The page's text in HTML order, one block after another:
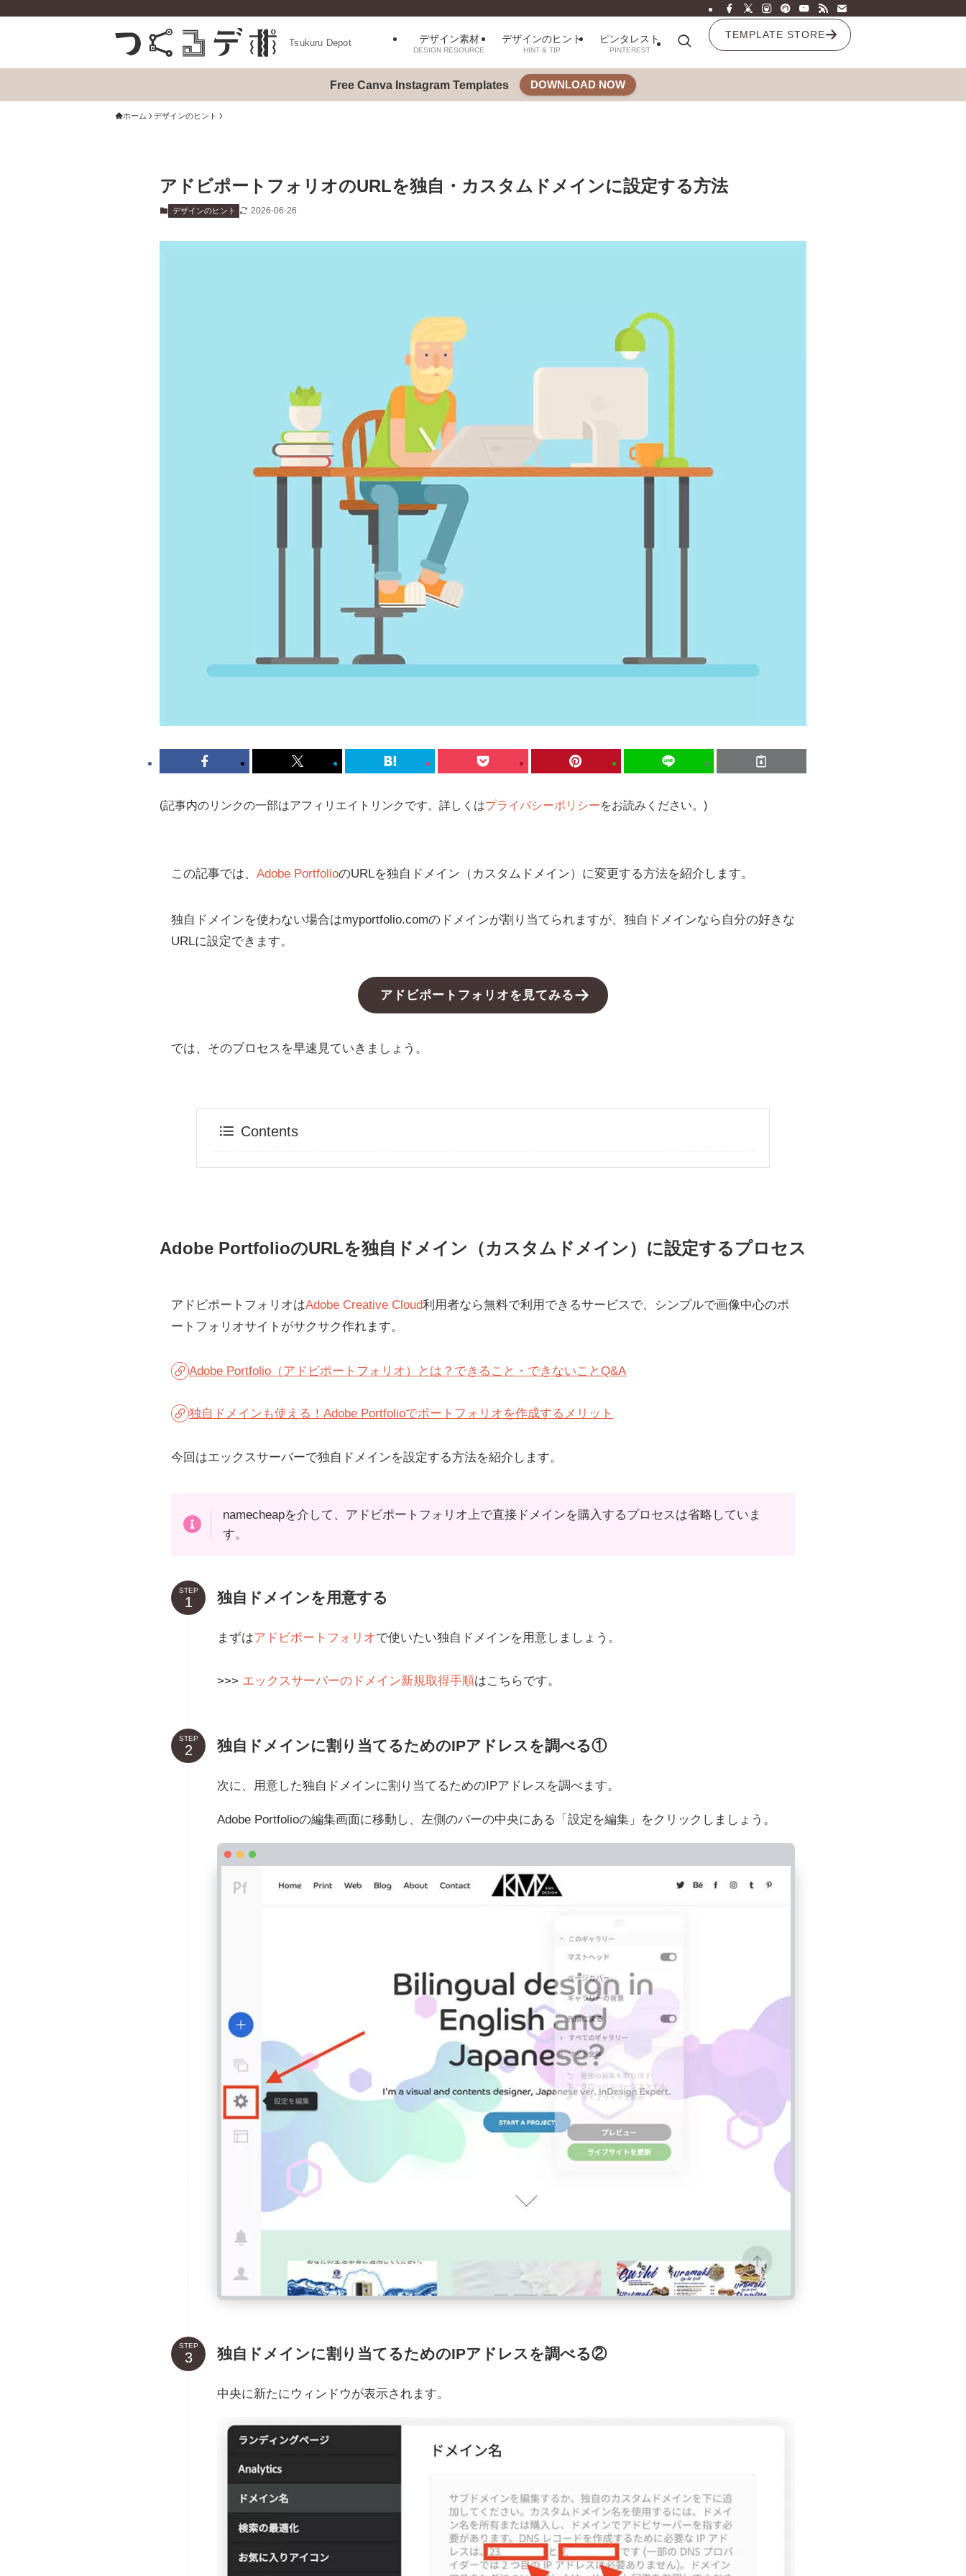
Tsukuru Depot デザイン素材
DESIGN RESOURCE
デザインのヒント
HINT & TIP
ピンタレスト
PINTEREST
TEMPLATE STORE
Free Canva Instagram Templates DOWNLOAD NOW
ホーム デザインのヒント
アドビポートフォリオのURLを独自・カスタムドメインに設定する方法
デザインのヒント 2026-06-26
(記事内のリンクの一部はアフィリエイトリンクです。詳しくはプライバシーポリシーをお読みください。)
この記事では、 Adobe PortfolioのURLを独自ドメイン（カスタムドメイン）に変更する方法を紹介します。
独自ドメインを使わない場合はmyportfolio.comのドメインが割り当てられますが、独自ドメインなら自分の好きな
URLに設定できます。
アドビポートフォリオを見てみる
では、そのプロセスを早速見ていきましょう。
Contents
Adobe PortfolioのURLを独自ドメイン（カスタムドメイン）に設定するプロセス
アドビポートフォリオはAdobe Creative Cloud利用者なら無料で利用できるサービスで、シンプルで画像中心のポ
ートフォリオサイトがサクサク作れます。
Adobe Portfolio（アドビポートフォリオ）とは？できること・できないことQ&A
独自ドメインも使える！Adobe Portfolioでポートフォリオを作成するメリット
今回はエックスサーバーで独自ドメインを設定する方法を紹介します。
namecheapを介して、アドビポートフォリオ上で直接ドメインを購入するプロセスは省略していま
す。
STEP 独自ドメインを用意する
まずはアドビポートフォリオで使いたい独自ドメインを用意しましょう。
>>> エックスサーバーのドメイン新規取得手順はこちらです。
STEP 独自ドメインに割り当てるためのIPアドレスを調べる①
次に、用意した独自ドメインに割り当てるためのIPアドレスを調べます。
Adobe Portfolioの編集画面に移動し、左側のバーの中央にある「設定を編集」をクリックしましょう。
STEP 独自ドメインに割り当てるためのIPアドレスを調べる②
中央に新たにウィンドウが表示されます。